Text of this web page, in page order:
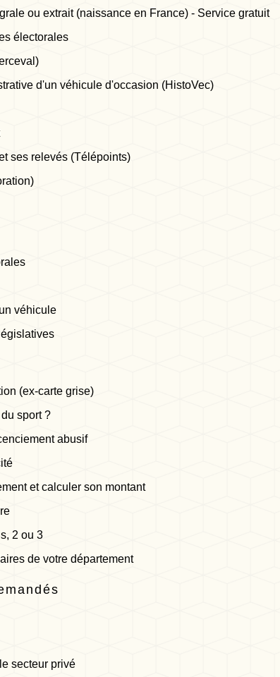
ou extrait (naissance en France) - Service gratuit
électorales
d'un véhicule d'occasion (HistoVec)
ses relevés (Télépoints)
véhicule
(ex-carte grise)
sport ?
abusif
et calculer son montant
2 ou 3
de votre département
secteur privé